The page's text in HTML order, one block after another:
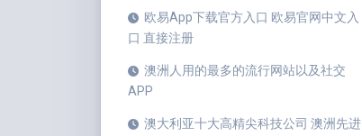
欧易App下载官方入口 欧易官网中文入
口 直接注册
澳洲人用的最多的流行网站以及社交
APP
澳大利亚十大高精尖科技公司 澳洲先进